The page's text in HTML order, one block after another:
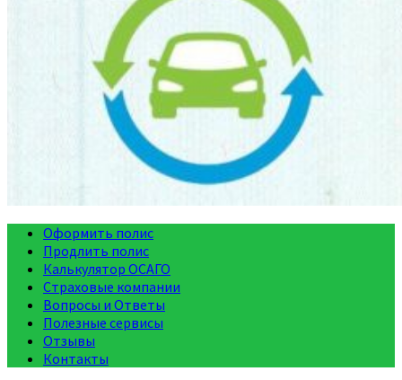
Оформить полис
Продлить полис
Калькулятор ОСАГО
Страховые компании
Вопросы и Ответы
Полезные сервисы
Отзывы
Контакты